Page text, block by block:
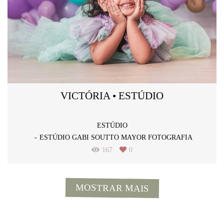
VICTÓRIA • ESTÚDIO
ESTÚDIO
ESTÚDIO GABI SOUTTO MAYOR FOTOGRAFIA
167
0
MOSTRAR MAIS